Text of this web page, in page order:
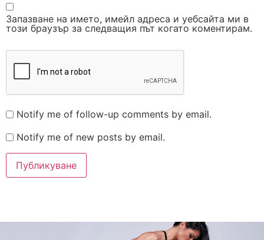
Запазване на името, имейл адреса и уебсайта ми в
този браузър за следващия път когато коментирам.
Notify me of follow-up comments by email.
Notify me of new posts by email.